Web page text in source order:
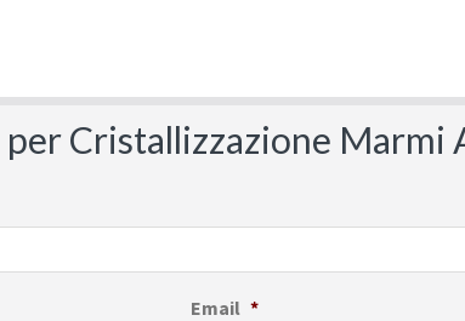
Cristallizzazione Marmi
Email *